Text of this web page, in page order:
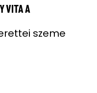
VITA A
szeme